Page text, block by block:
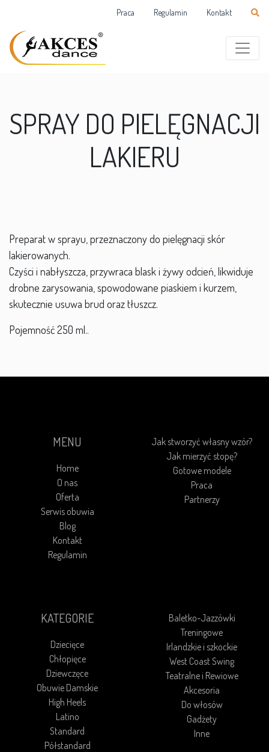
Praca Regulamin Kontakt
SPRAY DO PIELĘGNACJI
LAKIERU
Preparat w sprayu, przeznaczony do pielęgnacji skór
lakierowanych.
Czyści i nabłyszcza, przywraca blask i żywy odcień, likwiduje
drobne zarysowania, spowodowane piaskiem i kurzem,
skutecznie usuwa brud oraz tłuszcz.
Pojemność 250 ml..
MENU
Home
O nas
Oferta
Serwis obuwia
Blog
Kontakt
Regulamin
Jak stworzyć własny wzór?
Jak mierzyć stopę?
Gotowe modele
Praca
Partnerzy
KATEGORIE
Dziecięce
Chłopięce
Dziewczęce
Obuwie Damskie
High Heels
Latino
Standard
Półstandard
Baletko-Jazzówki
Treningowe
Irlandzkie i szkockie
West Coast Swing
Teatralne i Rewiowe
Akcesoria
Do włosów
Gadżety
Inne